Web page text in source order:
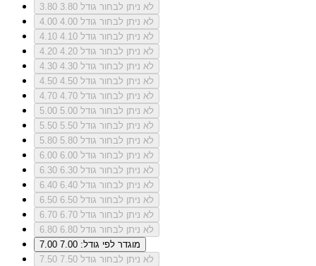
3.80
לא ניתן לבחור גודל 3.80
4.00
לא ניתן לבחור גודל 4.00
4.10
לא ניתן לבחור גודל 4.10
4.20
לא ניתן לבחור גודל 4.20
4.30
לא ניתן לבחור גודל 4.30
4.50
לא ניתן לבחור גודל 4.50
4.70
לא ניתן לבחור גודל 4.70
5.00
לא ניתן לבחור גודל 5.00
5.50
לא ניתן לבחור גודל 5.50
5.80
לא ניתן לבחור גודל 5.80
6.00
לא ניתן לבחור גודל 6.00
6.30
לא ניתן לבחור גודל 6.30
6.40
לא ניתן לבחור גודל 6.40
6.50
לא ניתן לבחור גודל 6.50
6.70
לא ניתן לבחור גודל 6.70
6.80
לא ניתן לבחור גודל 6.80
7.00
מוגדר לפי גודל: 7.00
7.50
לא ניתן לבחור גודל 7.50